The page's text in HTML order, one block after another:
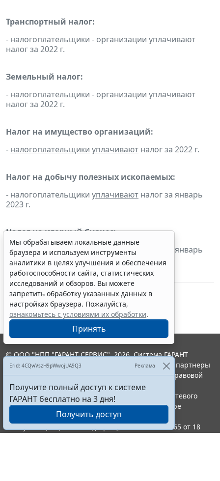
Транспортный налог:
- налогоплательщики - организации уплачивают
налог за 2022 г.
Земельный налог:
- налогоплательщики - организации уплачивают
налог за 2022 г.
Налог на имущество организаций:
- налогоплательщики уплачивают налог за 2022 г.
Налог на добычу полезных ископаемых:
- налогоплательщики уплачивают налог за январь
2023 г.
Налог на игорный бизнес:
- налогоплательщикиуплачивают
налог за январь
2023 г.
Мы обрабатываем локальные данные
браузера и используем инструменты
аналитики в целях улучшения и обеспечения
работоспособности сайта, статистических
исследований и обзоров. Вы можете
запретить обработку указанных данных в
настройках браузера. Пожалуйста,
ознакомьтесь с условиями их обработки.
Принять
Erid: 4CQwVszH9pWwojUA9Q3 Реклама
Получите полный доступ к системе
ГАРАНТ бесплатно на 3 дня!
Получить доступ
© ООО "НПП "ГАРАНТ-СЕРВИС", 2026. Система ГАРАНТ
выпускается с 1990 года. Компания "Гарант" и ее партнеры
являются участниками Российской ассоциации правовой
информации ГАРАНТ.
Портал ГАРАНТ.РУ зарегистрирован в качестве сетевого
издания Федеральной службой по надзору в сфере
связи,информационных технологий и массовых
коммуникаций (Роскомнадзором), Эл № ФС77-58365 от 18